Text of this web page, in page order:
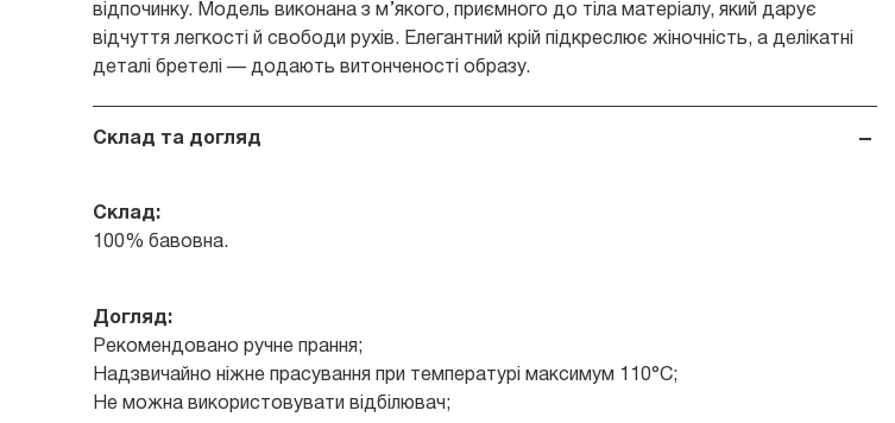
відпочинку. Модель виконана з м’якого, приємного до тіла матеріалу, який дарує
відчуття легкості й свободи рухів. Елегантний крій підкреслює жіночність, а делікатні
деталі бретелі — додають витонченості образу.
Склад та догляд
Склад:
100% бавовна.
Догляд:
Рекомендовано ручне прання;
Надзвичайно ніжне прасування при температурі максимум 110°С;
Не можна використовувати відбілювач;